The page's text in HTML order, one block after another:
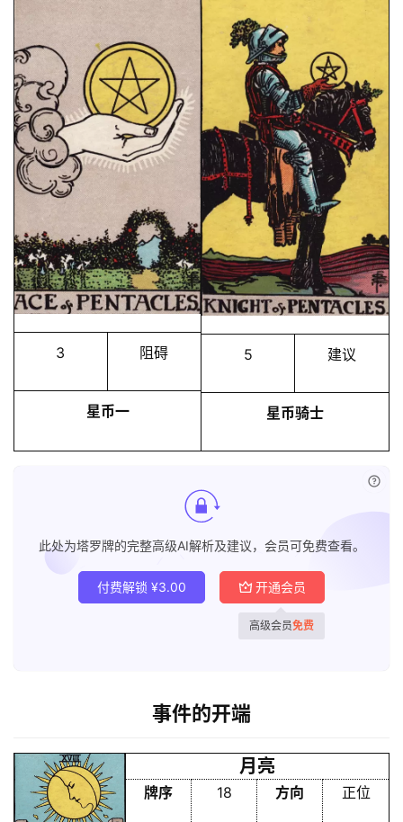
3 阻碍
星币一
5 建议
星币骑士
此处为塔罗牌的完整高级AI解析及建议，会员可免费查看。
付费解锁 ¥3.00 开通会员
高级会员免费
事件的开端
月亮
牌序 18 方向 正位